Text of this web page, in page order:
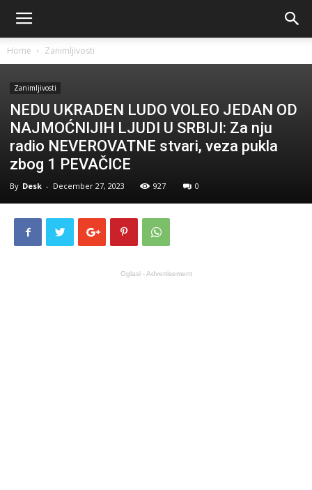
Home Zanimljivosti
Zanimljivosti
NEDU UKRADEN LUDO VOLEO JEDAN OD
NAJMOĆNIJIH LJUDI U SRBIJI: Za nju
radio NEVEROVATNE stvari, veza pukla
zbog 1 PEVAČICE
By Desk - December 27, 2023 927 0
Oglasi - Advertisement